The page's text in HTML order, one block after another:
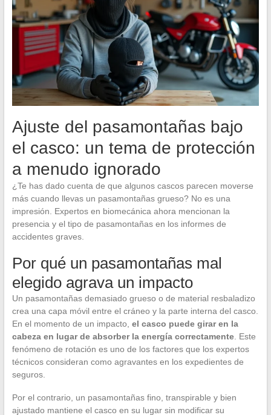
Ajuste del pasamontañas bajo
el casco: un tema de protección
a menudo ignorado
¿Te has dado cuenta de que algunos cascos parecen moverse
más cuando llevas un pasamontañas grueso? No es una
impresión. Expertos en biomecánica ahora mencionan la
presencia y el tipo de pasamontañas en los informes de
accidentes graves.
Por qué un pasamontañas mal
elegido agrava un impacto
Un pasamontañas demasiado grueso o de material resbaladizo
crea una capa móvil entre el cráneo y la parte interna del casco.
En el momento de un impacto, el casco puede girar en la
cabeza en lugar de absorber la energía correctamente. Este
fenómeno de rotación es uno de los factores que los expertos
técnicos consideran como agravantes en los expedientes de
seguros.
Por el contrario, un pasamontañas fino, transpirable y bien
ajustado mantiene el casco en su lugar sin modificar su